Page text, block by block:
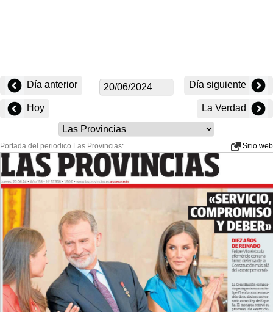
Día anterior Día siguiente
Hoy La Verdad
Portada del periodico Las Provincias: Sitio web